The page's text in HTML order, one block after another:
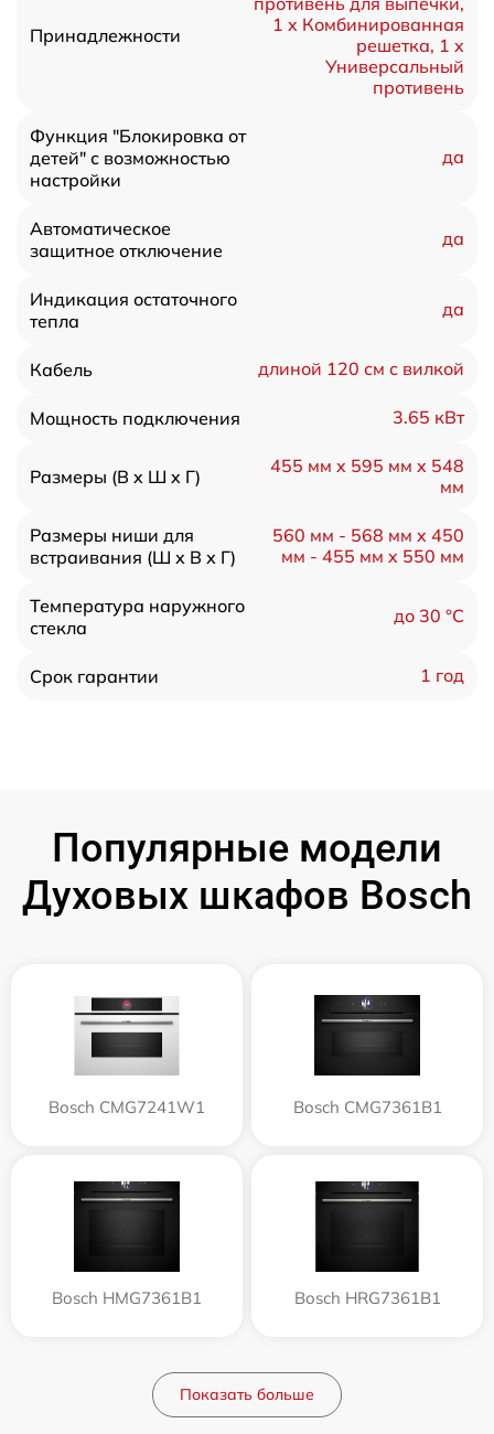
Принадлежности
1 x Комбинированная
решетка, 1 x
Универсальный
противень
Функция "Блокировка от
детей" с возможностью
настройки
да
Автоматическое
защитное отключение
да
Индикация остаточного
тепла
да
Кабель длиной 120 см с вилкой
Мощность подключения 3.65 кВт
Размеры (В x Ш x Г)
455 мм x 595 мм x 548
мм
Размеры ниши для
встраивания (Ш х В х Г)
560 мм - 568 мм x 450
мм - 455 мм x 550 мм
Температура наружного
стекла
до 30 °C
Срок гарантии 1 год
Популярные модели
Духовых шкафов Bosch
Bosch CMG7241W1 Bosch CMG7361B1
Bosch HMG7361B1 Bosch HRG7361B1
Показать больше